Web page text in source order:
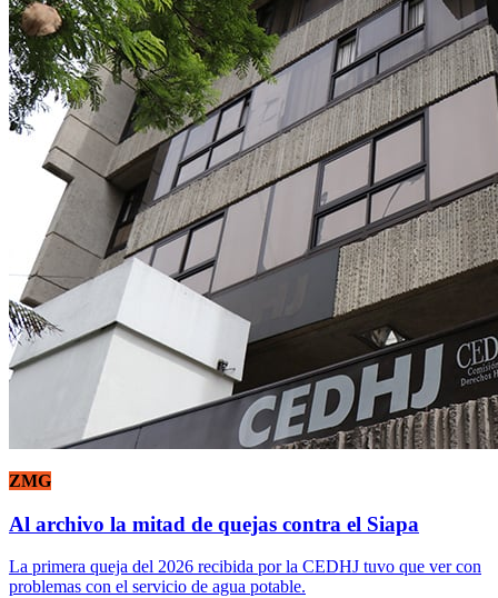
ZMG
Al archivo la mitad de quejas contra el Siapa
La primera queja del 2026 recibida por la CEDHJ tuvo que ver con
problemas con el servicio de agua potable.